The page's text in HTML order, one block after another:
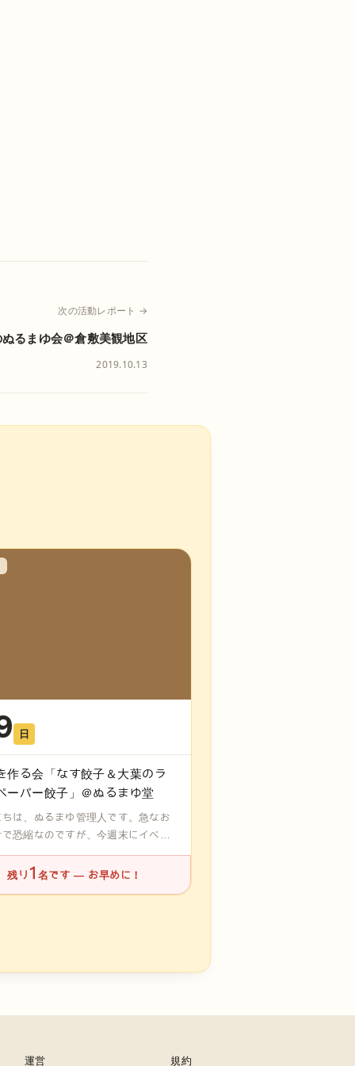
次の活動レポート →
ぬるまゆ会＠倉敷美観地区
2019.10.13
日
作る会「なす餃子＆大葉のラ
ーパー餃子」＠ぬるまゆ堂
ちは、ぬるまゆ管理人です。急なお
恐縮なのですが、今週末にイベン
残り 1 名です — お早めに！
運営 規約